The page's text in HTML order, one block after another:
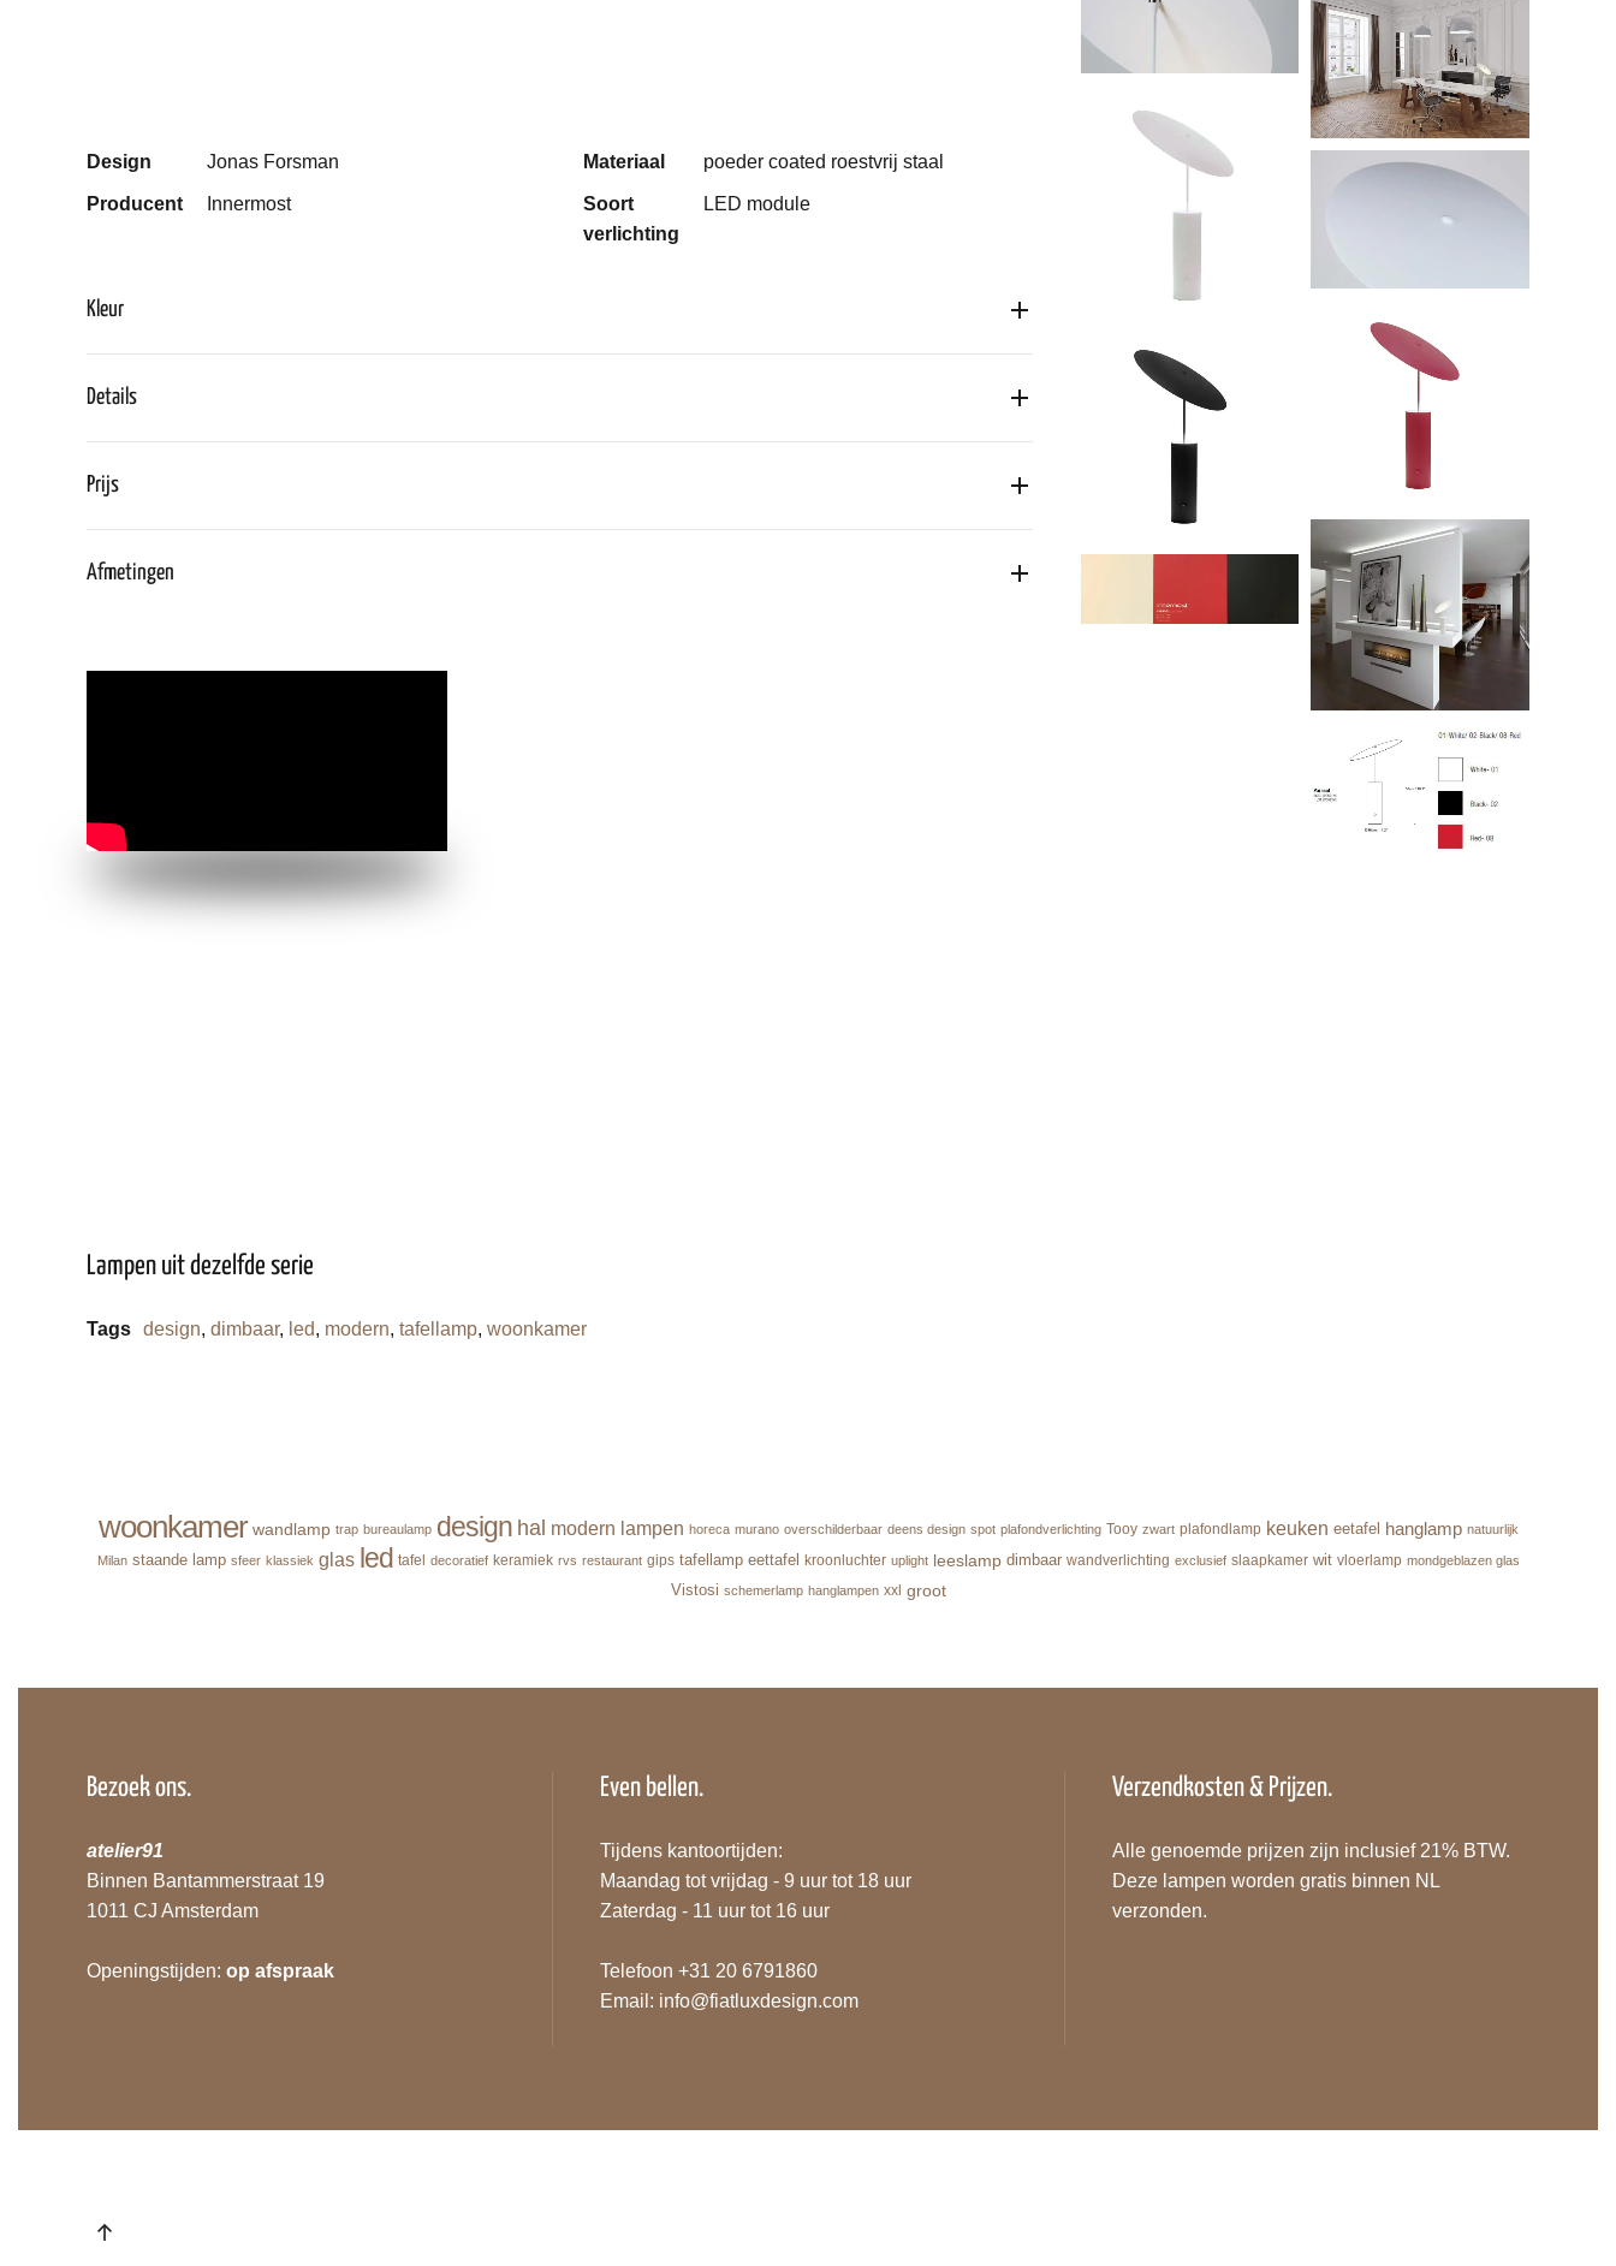
Design Jonas Forsman
Producent Innermost
Materiaal poeder coated roestvrij staal
Soort
verlichting
LED module
Kleur
Details
Prijs
Afmetingen
Lampen uit dezelfde serie
Tags design, dimbaar, led, modern, tafellamp, woonkamer
woonkamer wandlamp trap bureaulamp design hal modern lampen horeca murano overschilderbaar deens design spot plafondverlichting Tooy zwart plafondlamp keuken eetafel hanglamp natuurlijk
Milan staande lamp sfeer klassiek glas led tafel decoratief keramiek rvs restaurant gips tafellamp eettafel kroonluchter uplight leeslamp dimbaar wandverlichting exclusief slaapkamer wit vloerlamp mondgeblazen glas
Vistosi schemerlamp hanglampen xxl groot
Bezoek ons.
atelier91
Binnen Bantammerstraat 19
1011 CJ Amsterdam
Openingstijden:op afspraak
Even bellen.
Tijdens kantoortijden:
Maandag tot vrijdag - 9 uur tot 18 uur
Zaterdag - 11 uur tot 16 uur
Telefoon +31 20 6791860
Email: info@fiatluxdesign.com
Verzendkosten & Prijzen.
Alle genoemde prijzen zijn inclusief 21% BTW.
Deze lampen worden gratis binnen NL
verzonden.